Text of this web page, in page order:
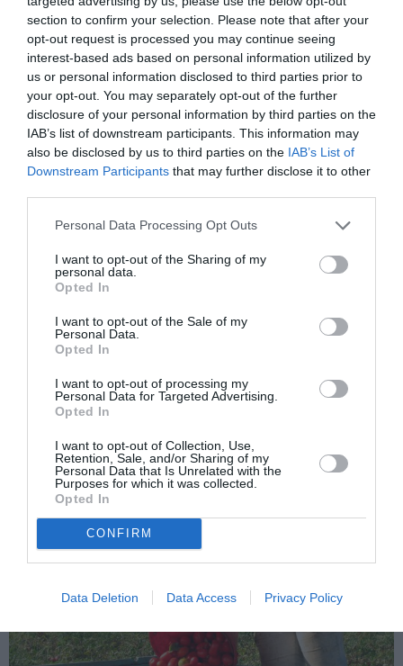
section to confirm your selection. Please note that after your
opt-out request is processed you may continue seeing
interest-based ads based on personal information utilized by
us or personal information disclosed to third parties prior to
your opt-out. You may separately opt-out of the further
disclosure of your personal information by third parties on the
IAB’s list of downstream participants. This information may
also be disclosed by us to third parties on the IAB’s List of
Downstream Participants that may further disclose it to other
Personal Data Processing Opt Outs
I want to opt-out of the Sharing of my
personal data.
Opted In
I want to opt-out of the Sale of my
Personal Data.
Opted In
I want to opt-out of processing my
Personal Data for Targeted Advertising.
Opted In
I want to opt-out of Collection, Use,
Retention, Sale, and/or Sharing of my
Personal Data that Is Unrelated with the
Purposes for which it was collected.
Opted In
CONFIRM
Data Deletion Data Access Privacy Policy
serele. Se întind kilometri la rând până ajung să
atingă plajele. Aici munca agricolă sezonieră a
devenit cultură permanentă, din acest motiv
prezenţa lucrătorilor imigranţi a ajuns la 20.000.
Lucrătorii, bărbaţi şi femei străine, sunt„cumpăraţi
la pachete”de zece unităţi şi la fiecare trei zile sunt
Româncă înjunghiată și apoi abandonată de un
italian în Sicilia
Românii sunt deseori obligaţi să plătească
euro intermediarului, care îi obligă şi să accepte o
angajare. La final mulţi nu sunt angajaţi.